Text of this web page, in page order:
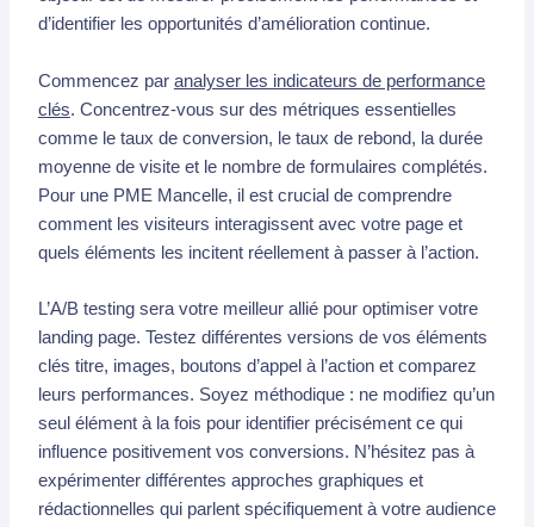
d’identifier les opportunités d’amélioration continue.
Commencez par analyser les indicateurs de performance
clés. Concentrez-vous sur des métriques essentielles
comme le taux de conversion, le taux de rebond, la durée
moyenne de visite et le nombre de formulaires complétés.
Pour une PME Mancelle, il est crucial de comprendre
comment les visiteurs interagissent avec votre page et
quels éléments les incitent réellement à passer à l’action.
L’A/B testing sera votre meilleur allié pour optimiser votre
landing page. Testez différentes versions de vos éléments
clés titre, images, boutons d’appel à l’action et comparez
leurs performances. Soyez méthodique : ne modifiez qu’un
seul élément à la fois pour identifier précisément ce qui
influence positivement vos conversions. N’hésitez pas à
expérimenter différentes approches graphiques et
rédactionnelles qui parlent spécifiquement à votre audience